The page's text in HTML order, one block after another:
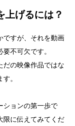
上げるには？
ですが、それを動画
要不可欠です。
だの映像作品ではな
。
ションの第一歩で
限に伝えてみてくだ